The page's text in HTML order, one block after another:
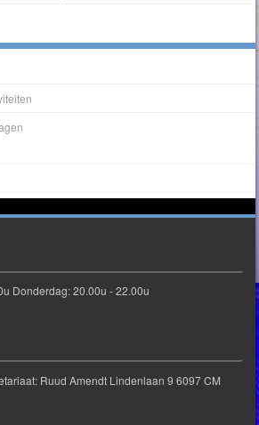
Donderdag: 20.00u - 22.00u
Ruud Amendt Lindenlaan 9 6097 CM